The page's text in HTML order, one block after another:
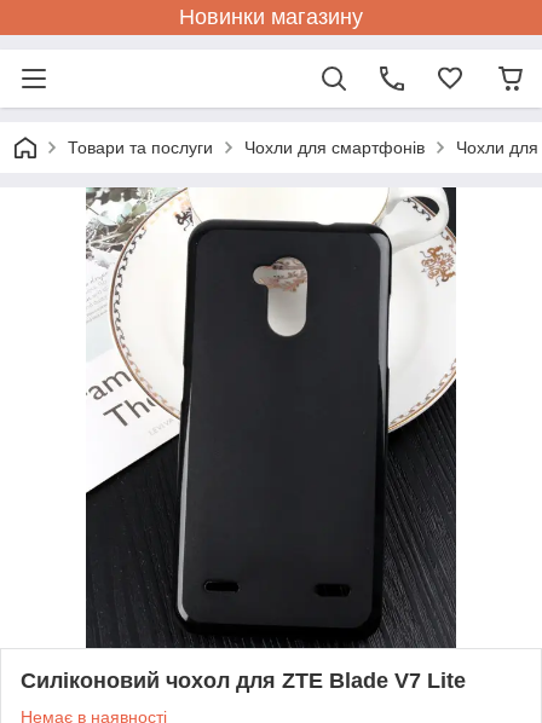
Новинки магазину
Товари та послуги Чохли для смартфонів Чохли
Силіконовий чохол для ZTE Blade V7 Lite
Немає в наявності